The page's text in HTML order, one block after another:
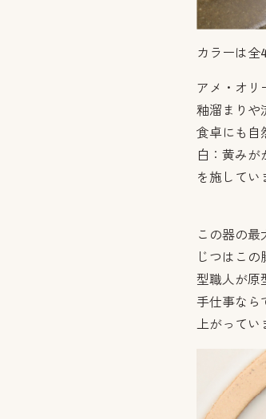
カラーは全
アメ・オリ
釉溜まりや
食卓にも自
白：黄みが
を施してい
この器の最
じつはこの
型職人が原
手仕事なら
上がってい